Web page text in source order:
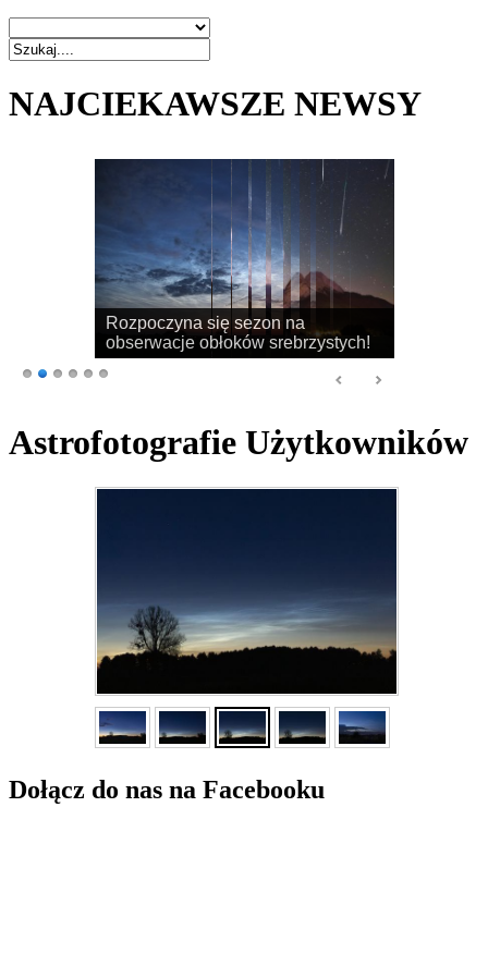
NAJCIEKAWSZE NEWSY
Rozpoczyna się sezon na
obserwacje obłoków srebrzystych!
Astrofotografie Użytkowników
Dołącz do nas na Facebooku